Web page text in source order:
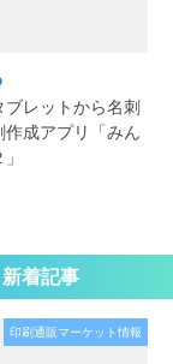
ブレットから名刺
作成アプリ「みん
着記事
印刷通販マーケット情報